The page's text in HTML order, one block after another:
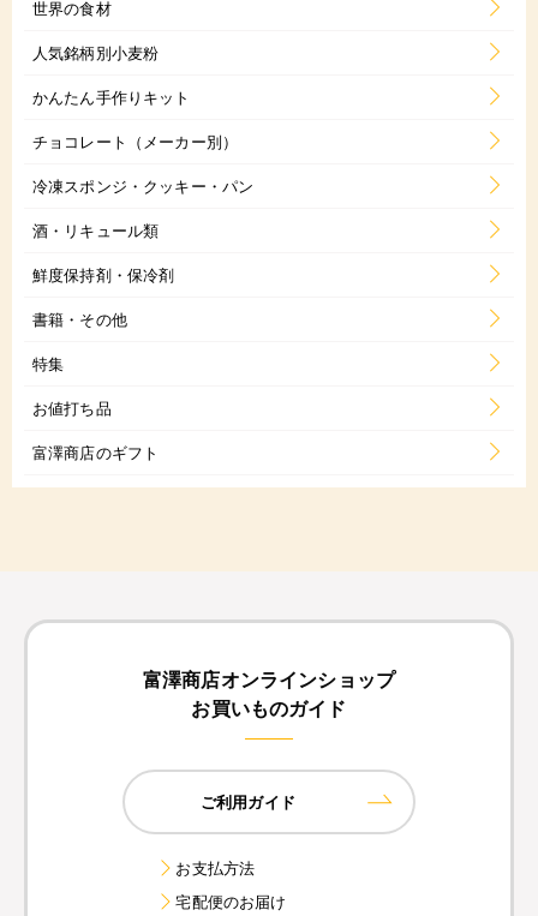
世界の食材
人気銘柄別小麦粉
かんたん手作りキット
チョコレート（メーカー別）
冷凍スポンジ・クッキー・パン
酒・リキュール類
鮮度保持剤・保冷剤
書籍・その他
特集
お値打ち品
富澤商店のギフト
富澤商店オンラインショップ
お買いものガイド
ご利用ガイド
お支払方法
宅配便のお届け